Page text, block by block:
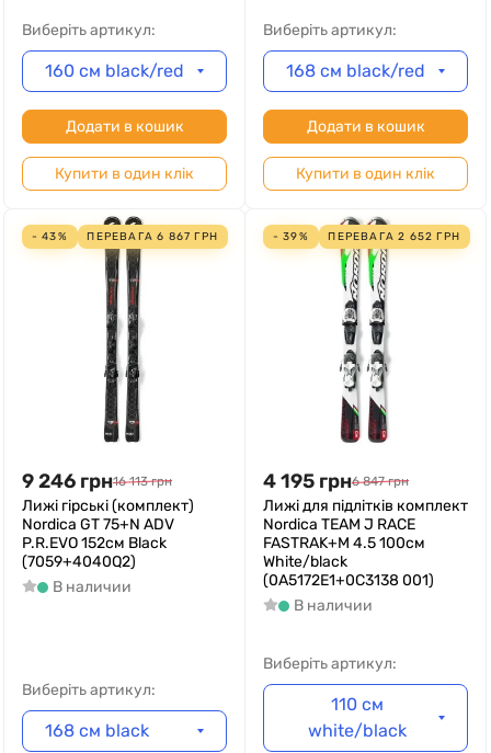
Виберіть артикул:
160 см black/red
Додати в кошик
Купити в один клік
Виберіть артикул:
168 см black/red
Додати в кошик
Купити в один клік
- 43% ПЕРЕВАГА6 867 ГРН
9 246 грн16 113 грн
Лижі гірські (комплект)
Nordica GT 75+N ADV
P.R.EVO 152см Black
(7059+4040Q2)
В наличии
Виберіть артикул:
168 см black
- 39% ПЕРЕВАГА2 652 ГРН
4 195 грн6 847 грн
Лижі для підлітків комплект
Nordica TEAM J RACE
FASTRAK+M 4.5 100см
White/black
(0A5172E1+0C3138 001)
В наличии
Виберіть артикул:
110 см
white/black